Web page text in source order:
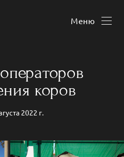
Меню
коров
2022 г.